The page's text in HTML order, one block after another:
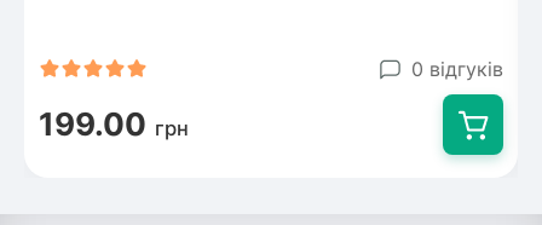
0 відгуків
199.00 грн